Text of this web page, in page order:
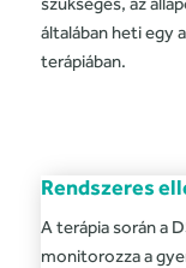
általában heti egy
terápiában.
Rendszeres
A terápia során a
monitorozza a